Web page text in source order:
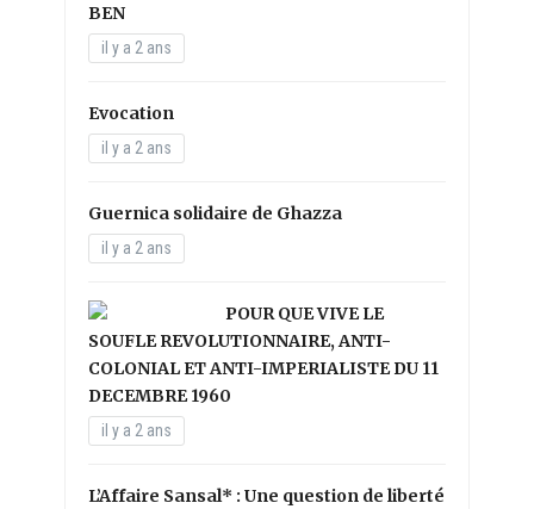
BEN
il y a 2 ans
Evocation
il y a 2 ans
Guernica solidaire de Ghazza
il y a 2 ans
POUR QUE VIVE LE
SOUFLE REVOLUTIONNAIRE, ANTI-
COLONIAL ET ANTI-IMPERIALISTE DU 11
DECEMBRE 1960
il y a 2 ans
L’Affaire Sansal* : Une question de liberté